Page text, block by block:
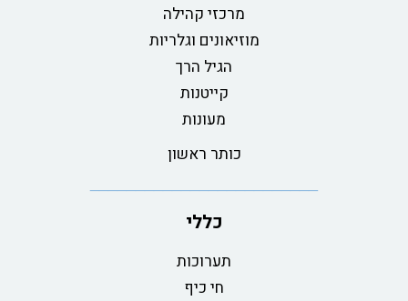
מרכזי קהילה
מוזיאונים וגלריות
הגיל הרך
קייטנות
מעונות
כותר ראשון
כללי
תערוכות
חי כיף